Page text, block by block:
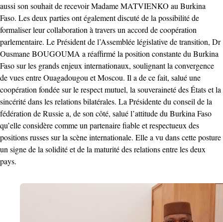
aussi son souhait de recevoir Madame MATVIENKO au Burkina
Faso. Les deux parties ont également discuté de la possibilité de
formaliser leur collaboration à travers un accord de coopération
parlementaire. Le Président de l’Assemblée législative de transition, Dr
Ousmane BOUGOUMA a réaffirmé la position constante du Burkina
Faso sur les grands enjeux internationaux, soulignant la convergence
de vues entre Ouagadougou et Moscou. Il a de ce fait, salué une
coopération fondée sur le respect mutuel, la souveraineté des États et la
sincérité dans les relations bilatérales. La Présidente du conseil de la
fédération de Russie a, de son côté, salué l’attitude du Burkina Faso
qu’elle considère comme un partenaire fiable et respectueux des
positions russes sur la scène internationale. Elle a vu dans cette posture
un signe de la solidité et de la maturité des relations entre les deux
pays.